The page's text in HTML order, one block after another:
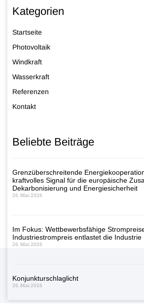
Kategorien
Startseite
Photovoltaik
Windkraft
Wasserkraft
Referenzen
Kontakt
Beliebte Beiträge
Grenzüberschreitende
kraftvolles Signal für die europäische
Dekarbonisierung und Energiesicherheit
26. Mai 2026
Im Fokus: Wettbewerbsfähige
Industriestrompreis entlastet die Industrie
26. Mai 2026
Konjunkturschlaglicht
26. Mai 2026